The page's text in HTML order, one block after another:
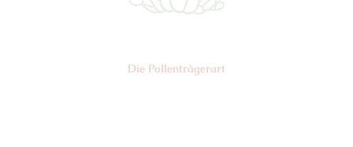
Die Pollen­trägerart